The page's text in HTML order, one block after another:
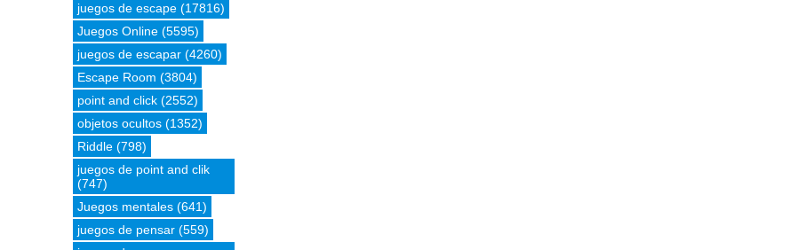
juegos de escape (17816)
Juegos Online (5595)
juegos de escapar (4260)
Escape Room (3804)
point and click (2552)
objetos ocultos (1352)
Riddle (798)
juegos de point and clik
(747)
Juegos mentales (641)
juegos de pensar (559)